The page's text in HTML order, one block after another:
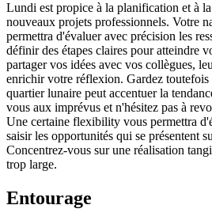
Lundi est propice à la planification et à
nouveaux projets professionnels. Votre
permettra d'évaluer avec précision les
définir des étapes claires pour atteindre
partager vos idées avec vos collègues,
enrichir votre réflexion. Gardez toutefois
quartier lunaire peut accentuer la
vous aux imprévus et n'hésitez pas à
Une certaine flexibility vous permettra
saisir les opportunités qui se présentent
Concentrez-vous sur une réalisation
trop large.
Entourage